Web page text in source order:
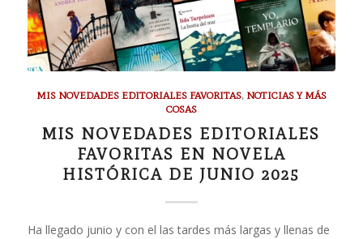
MIS NOVEDADES EDITORIALES FAVORITAS, NOTICIAS Y MÁS
COSAS
MIS NOVEDADES EDITORIALES
FAVORITAS EN NOVELA
HISTÓRICA DE JUNIO 2025
Ha llegado junio y con el las tardes más largas y llenas de